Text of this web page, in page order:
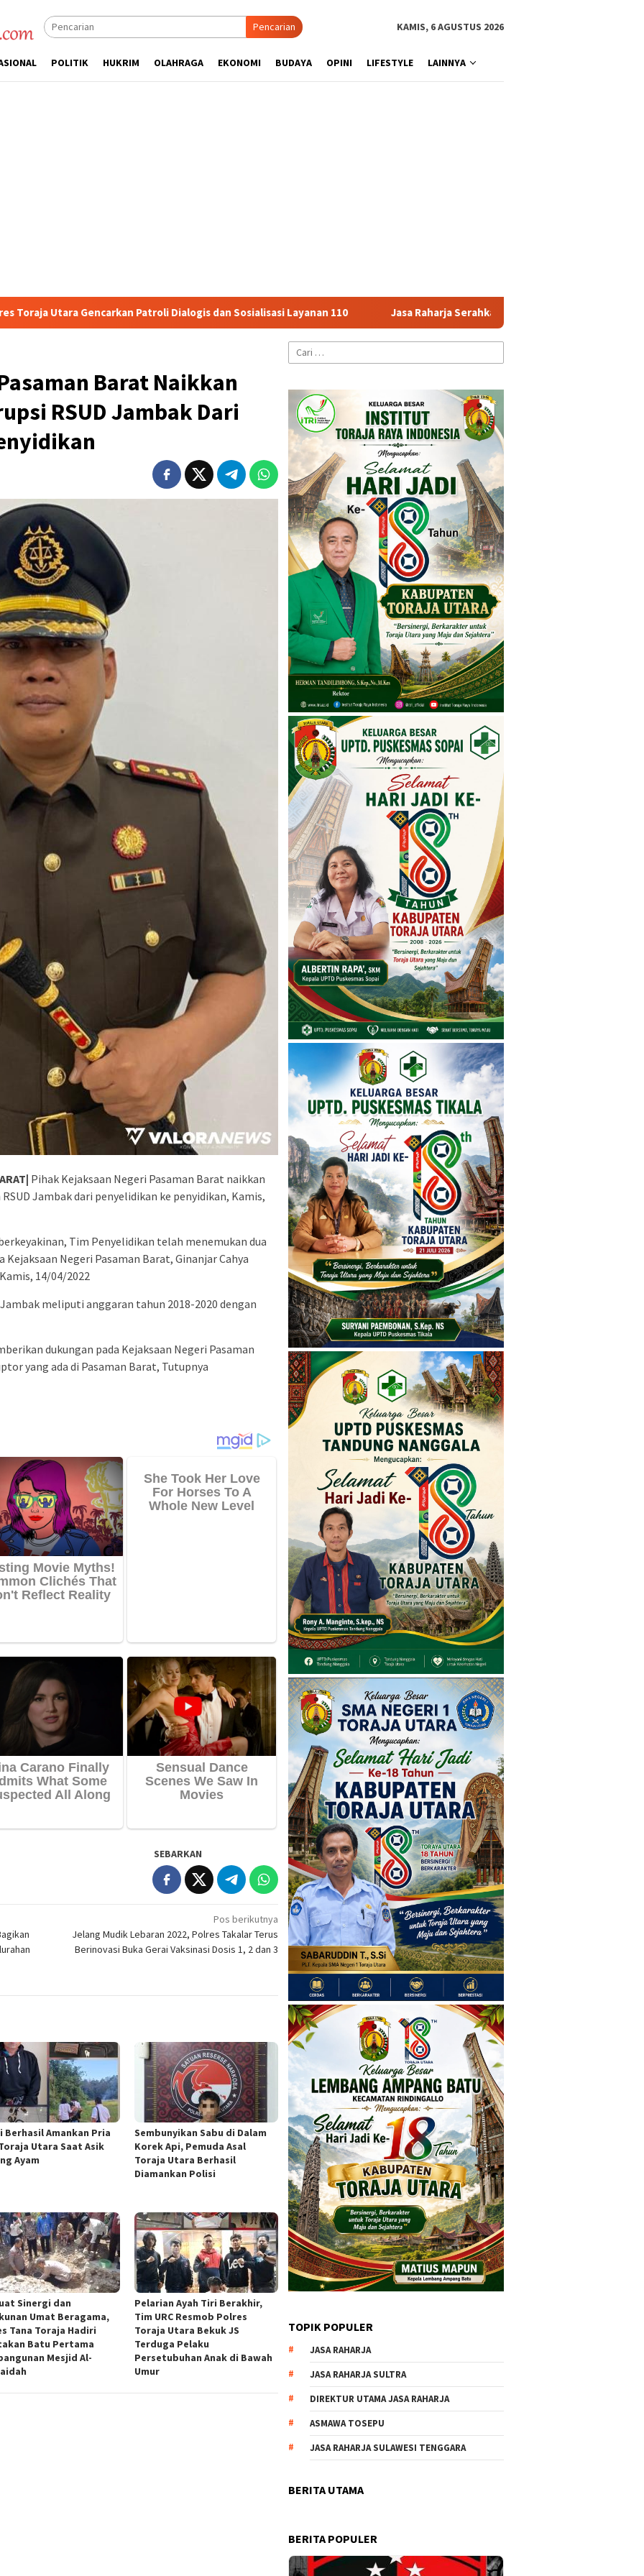
Pencarian KAMIS, 6 AGUSTUS 2026
POLITIK HUKRIM OLAHRAGA EKONOMI BUDAYA OPINI LIFESTYLE LAINNYA
Dialogis dan Sosialisasi Layanan 110 Jasa Raharja Serahkan Santunan kepada Ahli Waris Korban Kebakaran KM
Barat Naikkan
RSUD Jambak Dari
Pihak Kejaksaan Negeri Pasaman Barat naikkan
Jambak dari penyelidikan ke penyidikan, Kamis,
Tim Penyelidikan telah menemukan dua
Negeri Pasaman Barat, Ginanjar Cahya
14/04/2022
meliputi anggaran tahun 2018-2020 dengan
dukungan pada Kejaksaan Negeri Pasaman
yang ada di Pasaman Barat, Tutupnya
SEBARKAN
Pos berikutnya
Jelang Mudik Lebaran 2022, Polres Takalar Terus
Berinovasi Buka Gerai Vaksinasi Dosis 1, 2 dan 3
Berhasil Amankan Pria
Utara Saat Asik
Ayam
Sembunyikan Sabu di Dalam
Korek Api, Pemuda Asal
Toraja Utara Berhasil
Diamankan Polisi
Sinergi dan
Umat Beragama,
Tana Toraja Hadiri
Batu Pertama
Mesjid Al-
Pelarian Ayah Tiri Berakhir,
Tim URC Resmob Polres
Toraja Utara Bekuk JS
Terduga Pelaku
Persetubuhan Anak di Bawah
Umur
Cari
untuk:
TOPIK POPULER
JASA RAHARJA
JASA RAHARJA SULTRA
DIREKTUR UTAMA JASA RAHARJA
ASMAWA TOSEPU
JASA RAHARJA SULAWESI TENGGARA
BERITA UTAMA
BERITA POPULER